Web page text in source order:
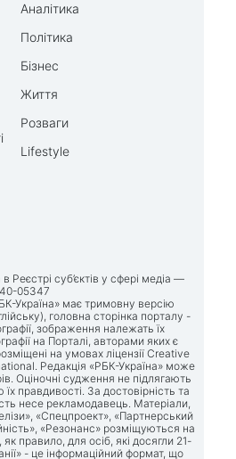
Аналітика
Політика
Бізнес
Життя
Розваги
Lifestyle
Реєстрі суб’єктів у сфері медіа —
05347
Україна» має тримовну версію
головна сторінка порталу -
зображення належать їх
на Порталі, авторами яких є
на умовах ліцензії Creative
Редакція «РБК-Україна» може
Оціночні судження не підлягають
правдивості. За достовірність та
несе рекламодавець. Матеріали,
«Спецпроект», «Партнерський
«Резонанс» розміщуються на
правило, для осіб, які досягли 21-
- це інформаційний формат, що